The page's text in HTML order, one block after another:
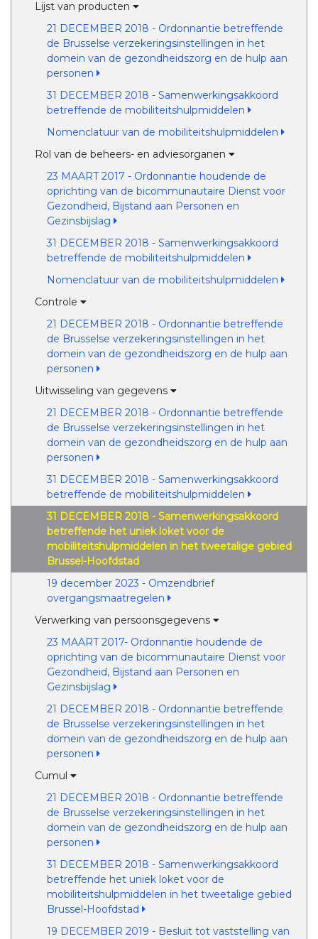
Lijst van producten
21 DECEMBER 2018 - Ordonnantie betreffende
de Brusselse verzekeringsinstellingen in het
domein van de gezondheidszorg en de hulp aan
personen
31 DECEMBER 2018 - Samenwerkingsakkoord
betreffende de mobiliteitshulpmiddelen
Nomenclatuur van de mobiliteitshulpmiddelen
Rol van de beheers- en adviesorganen
23 MAART 2017 - Ordonnantie houdende de
oprichting van de bicommunautaire Dienst voor
Gezondheid, Bijstand aan Personen en
Gezinsbijslag
31 DECEMBER 2018 - Samenwerkingsakkoord
betreffende de mobiliteitshulpmiddelen
Nomenclatuur van de mobiliteitshulpmiddelen
Controle
21 DECEMBER 2018 - Ordonnantie betreffende
de Brusselse verzekeringsinstellingen in het
domein van de gezondheidszorg en de hulp aan
personen
Uitwisseling van gegevens
21 DECEMBER 2018 - Ordonnantie betreffende
de Brusselse verzekeringsinstellingen in het
domein van de gezondheidszorg en de hulp aan
personen
31 DECEMBER 2018 - Samenwerkingsakkoord
betreffende de mobiliteitshulpmiddelen
31 DECEMBER 2018 - Samenwerkingsakkoord
betreffende het uniek loket voor de
mobiliteitshulpmiddelen in het tweetalige gebied
Brussel-Hoofdstad
19 december 2023 - Omzendbrief
overgangsmaatregelen
Verwerking van persoonsgegevens
23 MAART 2017- Ordonnantie houdende de
oprichting van de bicommunautaire Dienst voor
Gezondheid, Bijstand aan Personen en
Gezinsbijslag
21 DECEMBER 2018 - Ordonnantie betreffende
de Brusselse verzekeringsinstellingen in het
domein van de gezondheidszorg en de hulp aan
personen
Cumul
21 DECEMBER 2018 - Ordonnantie betreffende
de Brusselse verzekeringsinstellingen in het
domein van de gezondheidszorg en de hulp aan
personen
31 DECEMBER 2018 - Samenwerkingsakkoord
betreffende het uniek loket voor de
mobiliteitshulpmiddelen in het tweetalige gebied
Brussel-Hoofdstad
19 DECEMBER 2019 - Besluit tot vaststelling van